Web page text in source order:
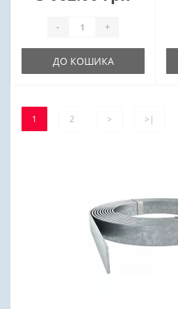
- +
ДО КОШИКА
1 2 > >|